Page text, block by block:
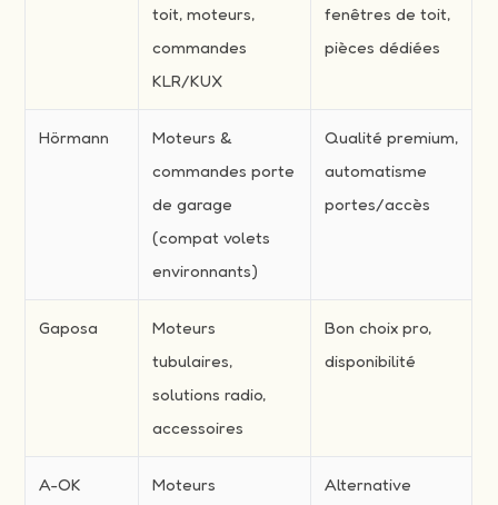
toit, moteurs,
commandes
KLR/KUX
fenêtres de toit,
pièces dédiées
Hörmann
Moteurs &
commandes porte
de garage
(compat volets
environnants)
Qualité premium,
automatisme
portes/accès
Gaposa
Moteurs
tubulaires,
solutions radio,
accessoires
Bon choix pro,
disponibilité
A-OK
Moteurs
Alternative